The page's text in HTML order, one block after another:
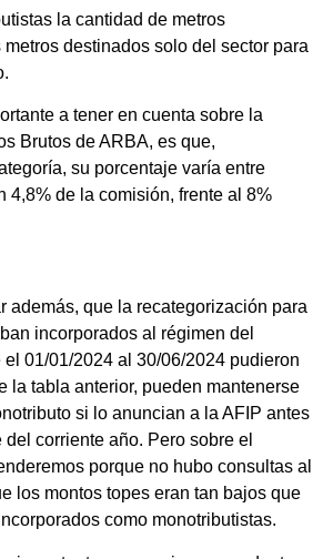
la cantidad de metros
destinados solo del sector para
a tener en cuenta sobre la
Brutos de ARBA, es que,
su porcentaje varía entre
4,8% de la comisión, frente al 8%
además, que la recategorización para
incorporados al régimen del
el 01/01/2024 al 30/06/2024 pudieron
la tabla anterior, pueden mantenerse
si lo anuncian a la AFIP antes
corriente año. Pero sobre el
porque no hubo consultas al
los montos topes eran tan bajos que
como monotributistas.